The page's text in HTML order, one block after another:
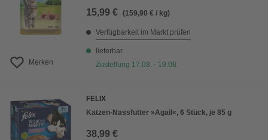
Merken
15,99 € (159,90 € / kg)
Verfügbarkeit im Markt prüfen
lieferbar
Zustellung 17.08. - 19.08.
FELIX
Katzen-Nassfutter »Agail«, 6 Stück, je 85 g
38,99 €